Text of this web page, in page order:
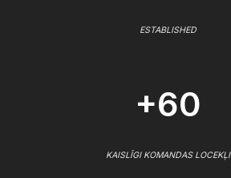
ESTABLISHED
+60
KAISLĪGI KOMANDAS LOCEKĻI